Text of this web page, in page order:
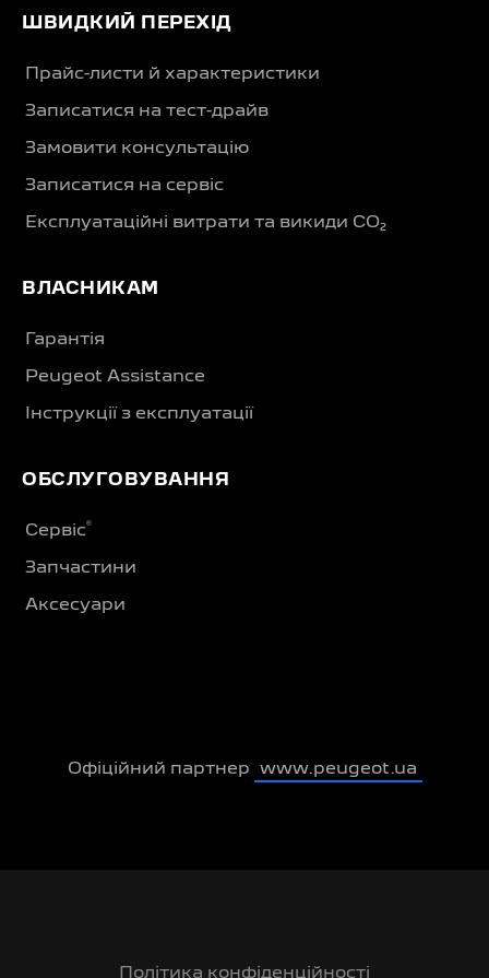
ШВИДКИЙ ПЕРЕХІД
Прайс-листи й характеристики
Записатися на тест-драйв
Замовити консультацію
Записатися на сервіс
Експлуатаційні витрати та викиди CO₂
ВЛАСНИКАМ
Гарантія
Peugeot Assistance
Інструкції з експлуатації
ОБСЛУГОВУВАННЯ
Сервіс®
Запчастини
Аксесуари
Офіційний партнер www.peugeot.ua
Політика конфіденційності